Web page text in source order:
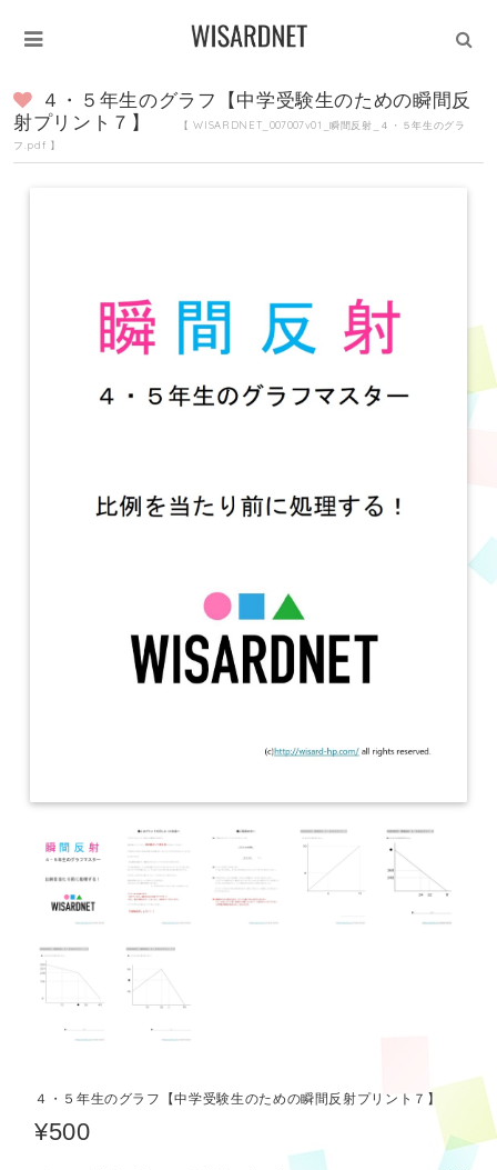
４・５年生のグラフ【中学受験生のための瞬間反
射プリント７】
【 WISARDNET_007007v01_瞬間反射_４・５年生のグラ
フ.pdf 】
４・５年生のグラフ【中学受験生のための瞬間反射プリント７】
¥500